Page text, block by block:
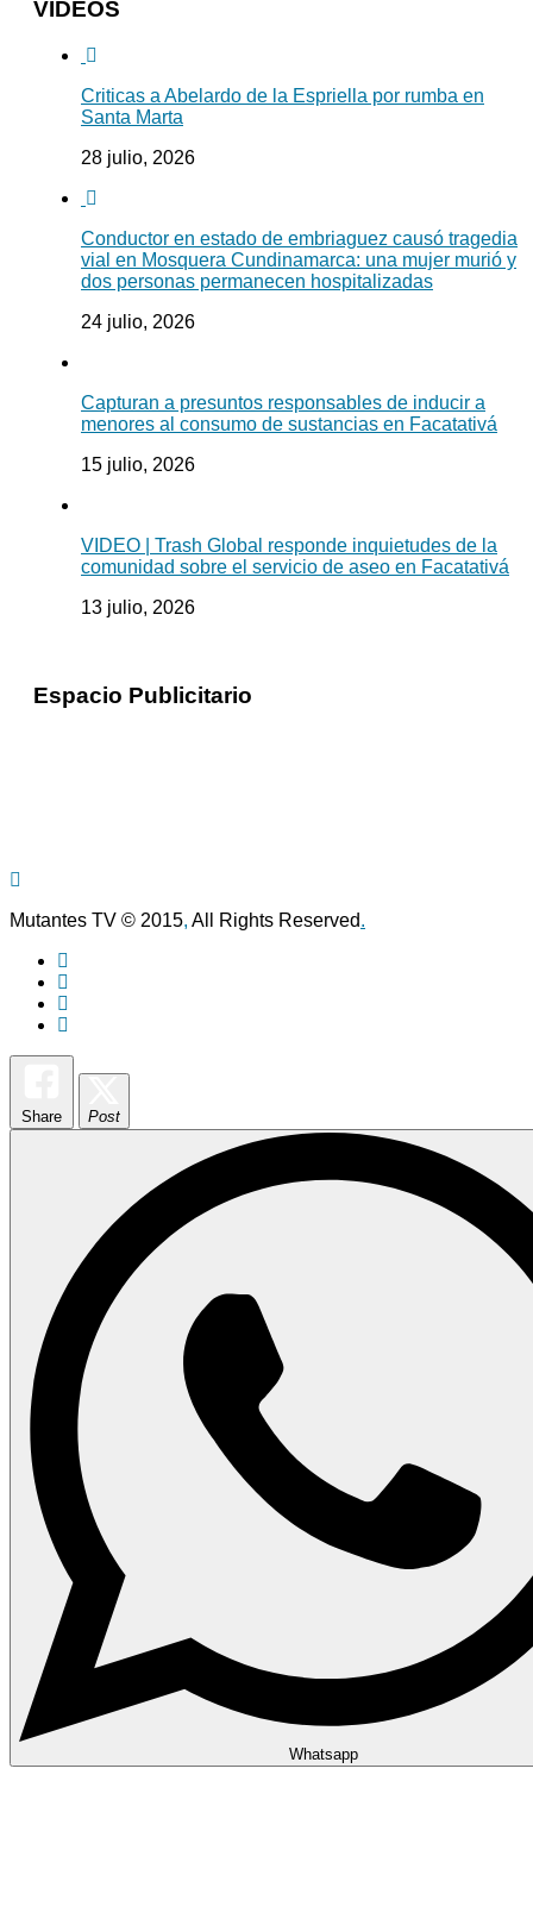
VIDEOS
Criticas a Abelardo de la Espriella por rumba en
Santa Marta
28 julio, 2026
Conductor en estado de embriaguez causó tragedia
vial en Mosquera Cundinamarca: una mujer murió y
dos personas permanecen hospitalizadas
24 julio, 2026
Capturan a presuntos responsables de inducir a
menores al consumo de sustancias en Facatativá
15 julio, 2026
VIDEO | Trash Global responde inquietudes de la
comunidad sobre el servicio de aseo en Facatativá
13 julio, 2026
Espacio Publicitario
Mutantes TV © 2015, All Rights Reserved.
Share Post
Whatsapp